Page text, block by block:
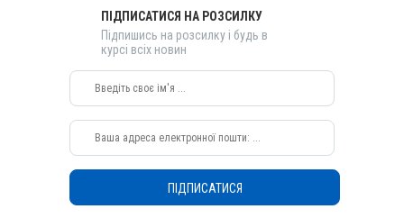
Перорально на корінь язика, Перорально з кормом
Від псевдовагітності, Для припинення лактації
ПІДПИСАТИСЯ НА РОЗСИЛКУ
Підпишись на розсилку і будь в
курсі всіх новин
ПІДПИСАТИСЯ